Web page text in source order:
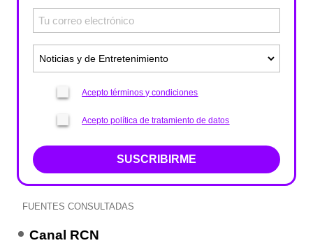
Acepto términos y condiciones
Acepto política de tratamiento de datos
SUSCRIBIRME
FUENTES CONSULTADAS
Canal RCN